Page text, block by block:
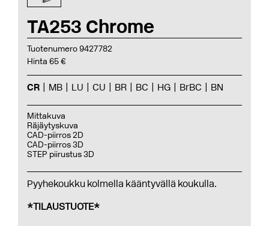
TA253 Chrome
Tuotenumero 9427782
Hinta 65 €
CR MB LU CU BR BC HG BrBC BN
Mittakuva
Räjäytyskuva
CAD-piirros 2D
CAD-piirros 3D
STEP piirustus 3D
Pyyhekoukku kolmella kääntyvällä koukulla.
*TILAUSTUOTE*